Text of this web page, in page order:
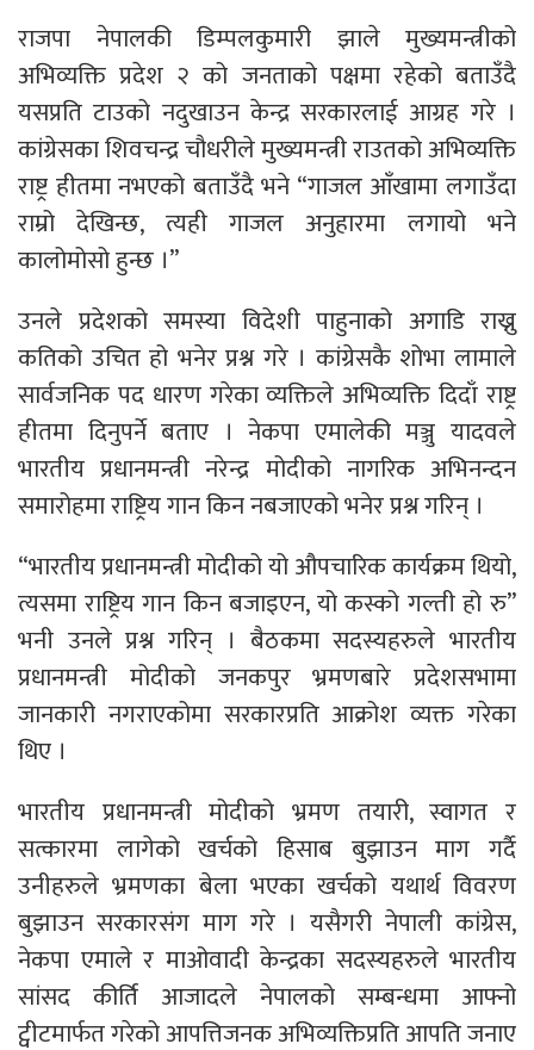
राजपा नेपालकी डिम्पलकुमारी झाले मुख्यमन्त्रीको
अभिव्यक्ति प्रदेश २ को जनताको पक्षमा रहेको बताउँदै
यसप्रति टाउको नदुखाउन केन्द्र सरकारलाई आग्रह गरे ।
कांग्रेसका शिवचन्द्र चौधरीले मुख्यमन्त्री राउतको अभिव्यक्ति
राष्ट्र हीतमा नभएको बताउँदै भने “गाजल आँखामा लगाउँदा
राम्रो देखिन्छ, त्यही गाजल अनुहारमा लगायो भने
कालोमोसो हुन्छ ।”
उनले प्रदेशको समस्या विदेशी पाहुनाको अगाडि राख्नु
कतिको उचित हो भनेर प्रश्न गरे । कांग्रेसकै शोभा लामाले
सार्वजनिक पद धारण गरेका व्यक्तिले अभिव्यक्ति दिदाँ राष्ट्र
हीतमा दिनुपर्ने बताए । नेकपा एमालेकी मञ्जु यादवले
भारतीय प्रधानमन्त्री नरेन्द्र मोदीको नागरिक अभिनन्दन
समारोहमा राष्ट्रिय गान किन नबजाएको भनेर प्रश्न गरिन् ।
“भारतीय प्रधानमन्त्री मोदीको यो औपचारिक कार्यक्रम थियो,
त्यसमा राष्ट्रिय गान किन बजाइएन, यो कस्को गल्ती हो रु”
भनी उनले प्रश्न गरिन् । बैठकमा सदस्यहरुले भारतीय
प्रधानमन्त्री मोदीको जनकपुर भ्रमणबारे प्रदेशसभामा
जानकारी नगराएकोमा सरकारप्रति आक्रोश व्यक्त गरेका
थिए ।
भारतीय प्रधानमन्त्री मोदीको भ्रमण तयारी, स्वागत र
सत्कारमा लागेको खर्चको हिसाब बुझाउन माग गर्दै
उनीहरुले भ्रमणका बेला भएका खर्चको यथार्थ विवरण
बुझाउन सरकारसंग माग गरे । यसैगरी नेपाली कांग्रेस,
नेकपा एमाले र माओवादी केन्द्रका सदस्यहरुले भारतीय
सांसद कीर्ति आजादले नेपालको सम्बन्धमा आफ्नो
ट्वीटमार्फत गरेको आपत्तिजनक अभिव्यक्तिप्रति आपति जनाए